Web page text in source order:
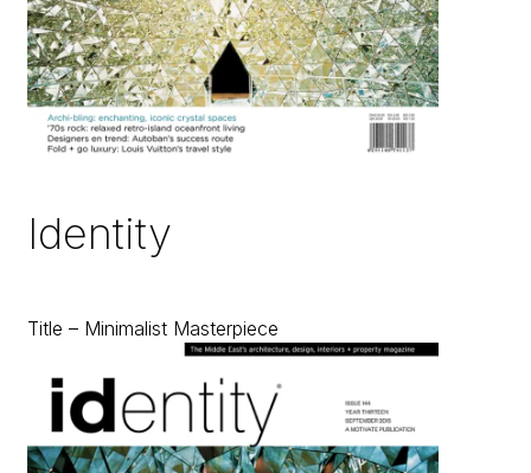
Identity
Title – Minimalist Masterpiece